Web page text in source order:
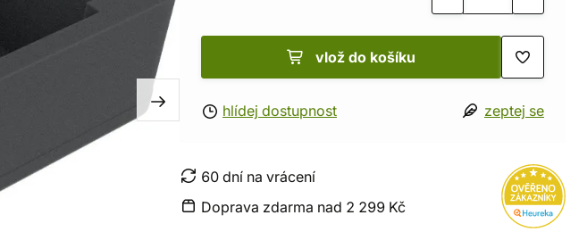
vlož do košíku
hlídej dostupnost zeptej se
60 dní na vrácení
Doprava zdarma nad 2 299 Kč